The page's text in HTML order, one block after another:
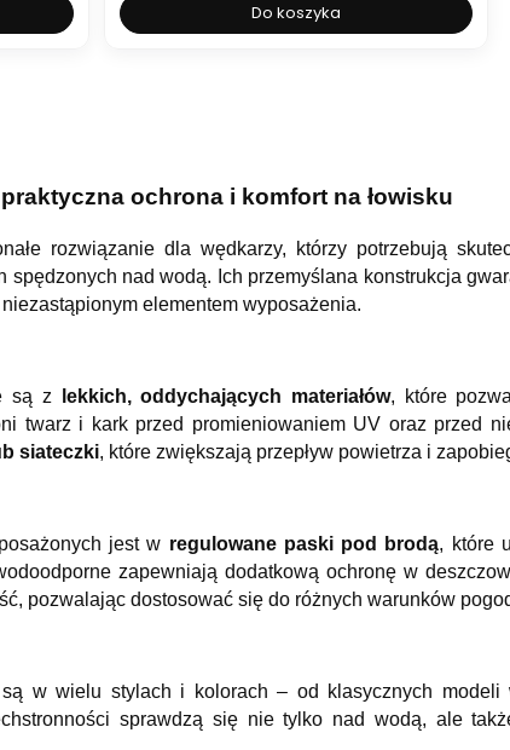
Do koszyka
ochrona i komfort na łowisku
rozwiązanie dla wędkarzy, którzy potrzebują
spędzonych nad wodą. Ich przemyślana konstrukcja
elementem wyposażenia.
są z lekkich, oddychających materiałów, które
twarz i kark przed promieniowaniem UV oraz przed
siateczki, które zwiększają przepływ powietrza i
jest w regulowane paski pod brodą, które
zapewniają dodatkową ochronę w
pozwalając dostosować się do różnych warunków
są w wielu stylach i kolorach – od klasycznych
sprawdzą się nie tylko nad wodą, ale